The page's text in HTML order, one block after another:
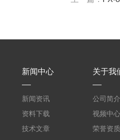
新闻中心
新闻资讯
资料下载
技术文章
关于我
公司简介
视频中心
荣誉资质